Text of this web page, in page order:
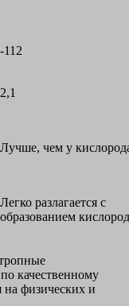
-112
2,1
Лучше, чем у
Легко разлагается с
образованием
качественному
на физических и